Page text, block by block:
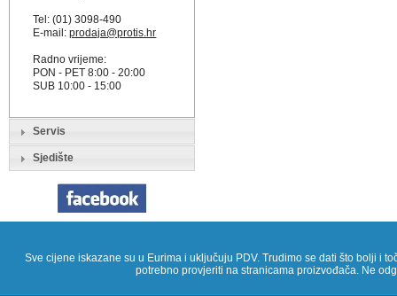
Tel: (01) 3098-490
E-mail:prodaja@protis.hr
Radno vrijeme:
PON - PET 8:00 - 20:00
SUB 10:00 - 15:00
Servis
Sjedište
Sve cijene iskazane su u Eurima i uključuju PDV. Trudimo se dati što bolji i
potrebno provjeriti na stranicama proizvođača. Ne